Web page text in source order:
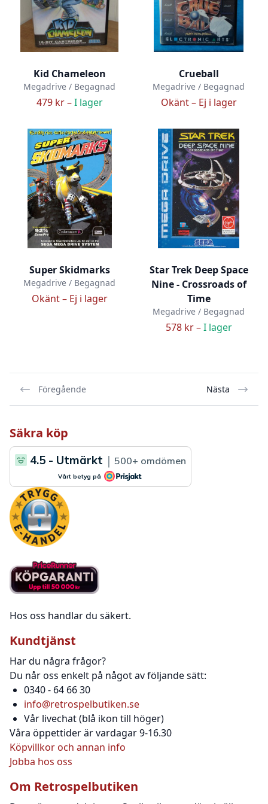
Kid Chameleon
Megadrive / Begagnad
479 kr –I lager
Crueball
Megadrive / Begagnad
Okänt – Ej i lager
Super Skidmarks
Megadrive / Begagnad
Okänt – Ej i lager
Star Trek Deep Space
Nine - Crossroads of
Time
Megadrive / Begagnad
578 kr –I lager
Föregående Nästa
Säkra köp
Hos oss handlar du säkert.
Kundtjänst
Har du några frågor?
Du når oss enkelt på något av följande sätt:
0340 - 64 66 30
info@retrospelbutiken.se
Vår livechat (blå ikon till höger)
Våra öppettider är vardagar 9-16.30
Köpvillkor och annan info
Jobba hos oss
Om Retrospelbutiken